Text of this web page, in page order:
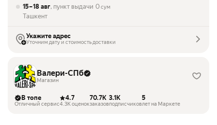
15 – 18 авг, пункт выдачи 0 сум
Ташкент
Укажите адрес
Уточним дату и стоимость доставки
Валери-СПб
Магазин
В топе
Отличный сервис
4.7
4.3K оценок
70.7K
заказов
3.1K
подписчиков
5
лет на Маркете